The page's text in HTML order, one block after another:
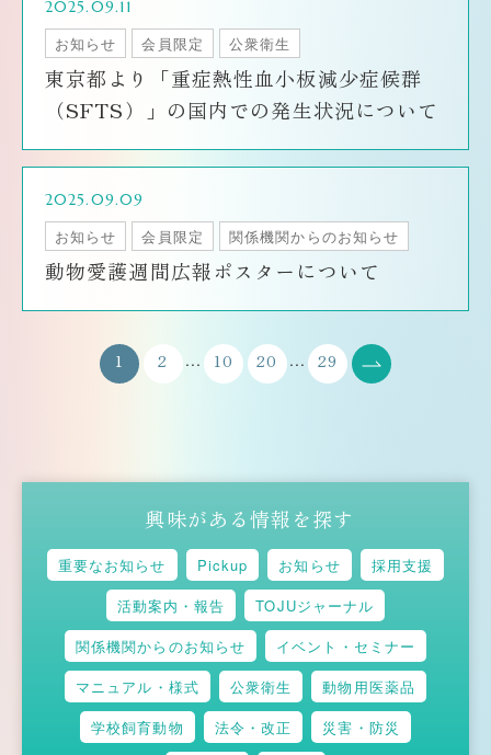
2025.09.11
お知らせ 会員限定 公衆衛生
東京都より「重症熱性血小板減少症候群
（SFTS）」の国内での発生状況について
2025.09.09
お知らせ 会員限定 関係機関からのお知らせ
動物愛護週間広報ポスターについて
1 2 ... 10 20 ... 29
興味がある情報を探す
重要なお知らせ Pickup お知らせ
採用支援
活動案内・報告
TOJUジャーナル
関係機関からのお知らせ
イベント・セミナー
マニュアル・様式
公衆衛生
動物用医薬品
学校飼育動物
法令・改正
災害・防災